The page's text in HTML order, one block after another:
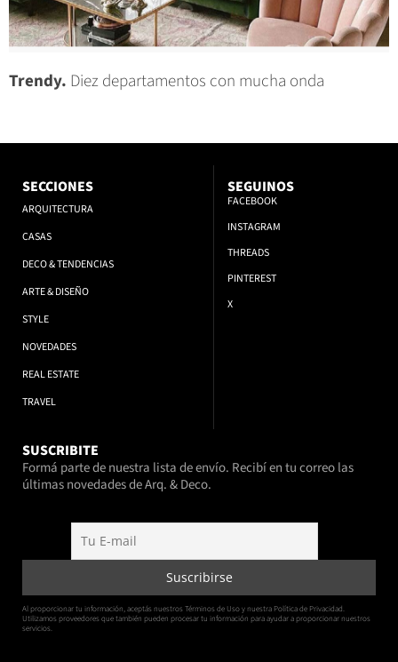
Trendy. Diez departamentos con mucha onda
SECCIONES
ARQUITECTURA
CASAS
DECO & TENDENCIAS
ARTE & DISEÑO
STYLE
NOVEDADES
REAL ESTATE
TRAVEL
SEGUINOS
FACEBOOK
INSTAGRAM
THREADS
PINTEREST
X
SUSCRIBITE
Formá parte de nuestra lista de envío. Recibí en tu correo las
últimas novedades de Arq. & Deco.
Al proporcionar tu información, aceptás nuestros Términos de Uso y nuestra Política de Privacidad.
Utilizamos proveedores que también pueden procesar tu información para ayudar a proporcionar nuestros
servicios.